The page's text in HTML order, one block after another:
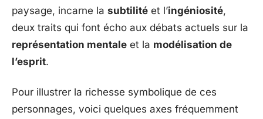
paysage, incarne la subtilité et l’ingéniosité,
deux traits qui font écho aux débats actuels sur la
représentation mentale et la modélisation de
l’esprit.
Pour illustrer la richesse symbolique de ces
personnages, voici quelques axes fréquemment